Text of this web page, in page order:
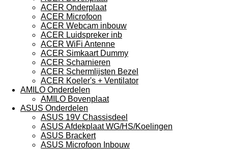
ACER Onderplaat
ACER Microfoon
ACER Webcam inbouw
ACER Luidspreker inb
ACER WiFi Antenne
ACER Simkaart Dummy
ACER Scharnieren
ACER Schermlijsten Bezel
ACER Koeler's + Ventilator
AMILO Onderdelen
AMILO Bovenplaat
ASUS Onderdelen
ASUS 19V Chassisdeel
ASUS Afdekplaat WG/HS/Koelingen
ASUS Brackert
ASUS Microfoon Inbouw